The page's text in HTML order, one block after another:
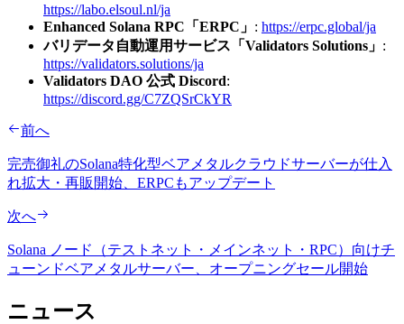
https://labo.elsoul.nl/ja
Enhanced Solana RPC「ERPC」 : https://erpc.global/ja
バリデータ自動運用サービス「Validators Solutions」 :
https://validators.solutions/ja
Validators DAO 公式 Discord:
https://discord.gg/C7ZQSrCkYR
前へ
完売御礼のSolana特化型ベアメタルクラウドサーバーが仕入
れ拡大・再販開始、ERPCもアップデート
次へ
Solana ノード（テストネット・メインネット・RPC）向けチ
ューンドベアメタルサーバー、オープニングセール開始
ニュース